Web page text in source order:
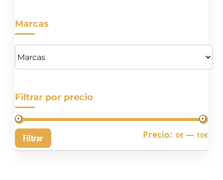
Marcas
Filtrar por precio
Filtrar Precio: 0€ — 10€